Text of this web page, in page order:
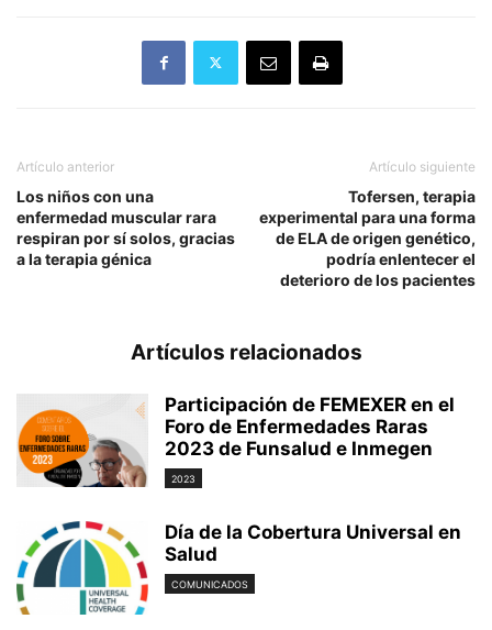
Artículo anterior
Los niños con una
enfermedad muscular rara
respiran por sí solos, gracias
a la terapia génica
Artículo siguiente
Tofersen, terapia
experimental para una forma
de ELA de origen genético,
podría enlentecer el
deterioro de los pacientes
Artículos relacionados
Participación de FEMEXER en el
Foro de Enfermedades Raras
2023 de Funsalud e Inmegen
2023
Día de la Cobertura Universal en
Salud
COMUNICADOS